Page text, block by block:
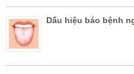
Dấu hiệu báo bệnh